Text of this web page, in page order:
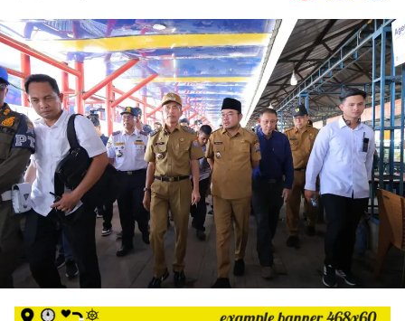
lokal
dan
dinamis,
memiliki
kisaran
harga
iklan
yang
relatif
lebih
murah
dari
maupun
media
siber